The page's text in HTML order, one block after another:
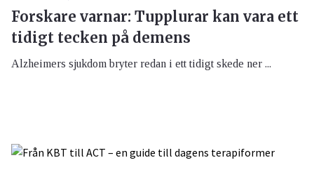
Forskare varnar: Tupplurar kan vara ett
tidigt tecken på demens
Alzheimers sjukdom bryter redan i ett tidigt skede ner ...